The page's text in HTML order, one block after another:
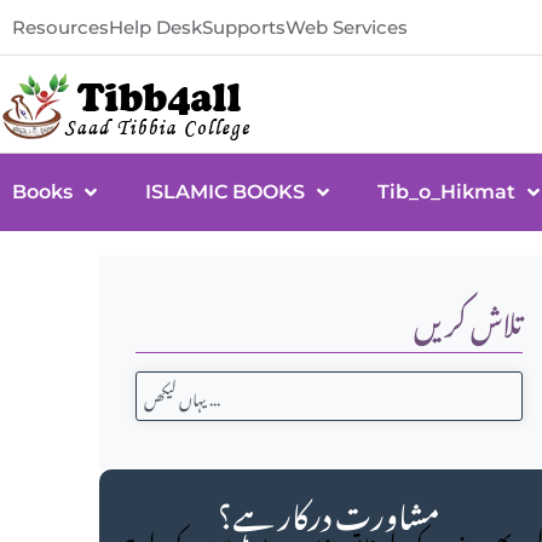
ResourcesHelp DeskSupportsWeb Services
Books ISLAMIC BOOKS Tib_o_Hikmat
تلاش کریں
مشاورت درکار ہے؟